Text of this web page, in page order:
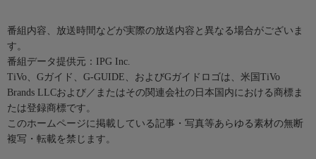
番組内容、放送時間などが実際の放送内容と異なる場合がございま
す。
番組データ提供元：IPG Inc.
TiVo、Gガイド、G-GUIDE、およびGガイドロゴは、米国TiVo
Brands LLCおよび／またはその関連会社の日本国内における商標ま
たは登録商標です。
このホームページに掲載している記事・写真等あらゆる素材の無断
複写・転載を禁じます。